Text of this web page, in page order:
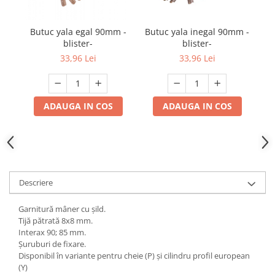
Butuc yala egal 90mm -
blister-
33,96 Lei
ADAUGA IN COS
Butuc yala inegal 90mm -
blister-
33,96 Lei
ADAUGA IN COS
Descriere
Garnitură mâner cu șild.
Tijă pătrată 8x8 mm.
Interax 90; 85 mm.
Șuruburi de fixare.
Disponibil în variante pentru cheie (P) și cilindru profil european
(Y)